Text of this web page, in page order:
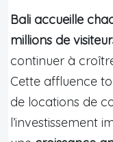
Bali accueille
millions de
continuer à
Cette affluence
de locations de
l’investissement